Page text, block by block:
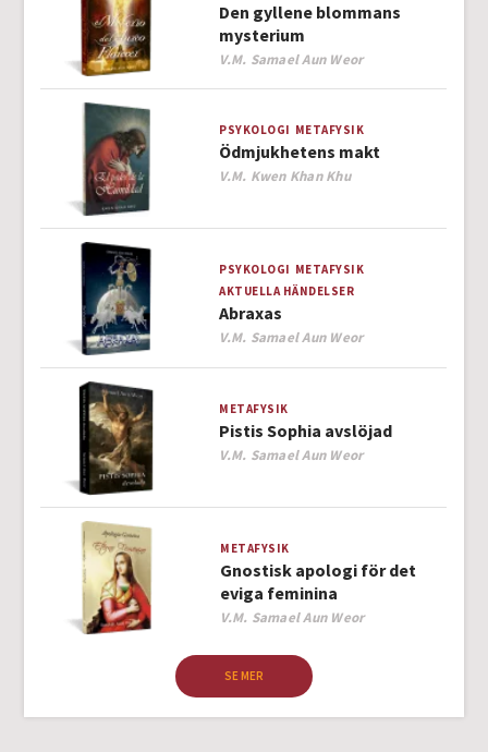
Den gyllene blommans
mysterium
Author
V.M. Samael Aun Weor
PSYKOLOGI METAFYSIK
Ödmjukhetens makt
Author
V.M. Kwen Khan Khu
PSYKOLOGI METAFYSIK
AKTUELLA HÄNDELSER
Abraxas
Author
V.M. Samael Aun Weor
METAFYSIK
Pistis Sophia avslöjad
Author
V.M. Samael Aun Weor
METAFYSIK
Gnostisk apologi för det
eviga feminina
Author
V.M. Samael Aun Weor
SE MER